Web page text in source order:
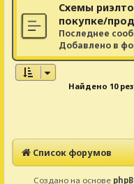
Схемы
покупке/
Последнее
Добавлено в
Найдено 10
Список форумов
Создано на основе